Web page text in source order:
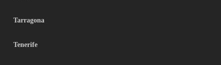
Tarragona
Tenerife